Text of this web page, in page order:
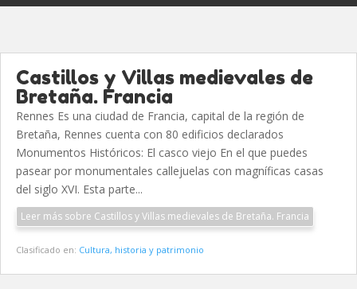
Castillos y Villas medievales de
Bretaña. Francia
Rennes Es una ciudad de Francia, capital de la región de
Bretaña, Rennes cuenta con 80 edificios declarados
Monumentos Históricos: El casco viejo En el que puedes
pasear por monumentales callejuelas con magníficas casas
del siglo XVI. Esta parte...
Leer más sobre Castillos y Villas medievales de Bretaña. Francia
Clasificado en: Cultura, historia y patrimonio